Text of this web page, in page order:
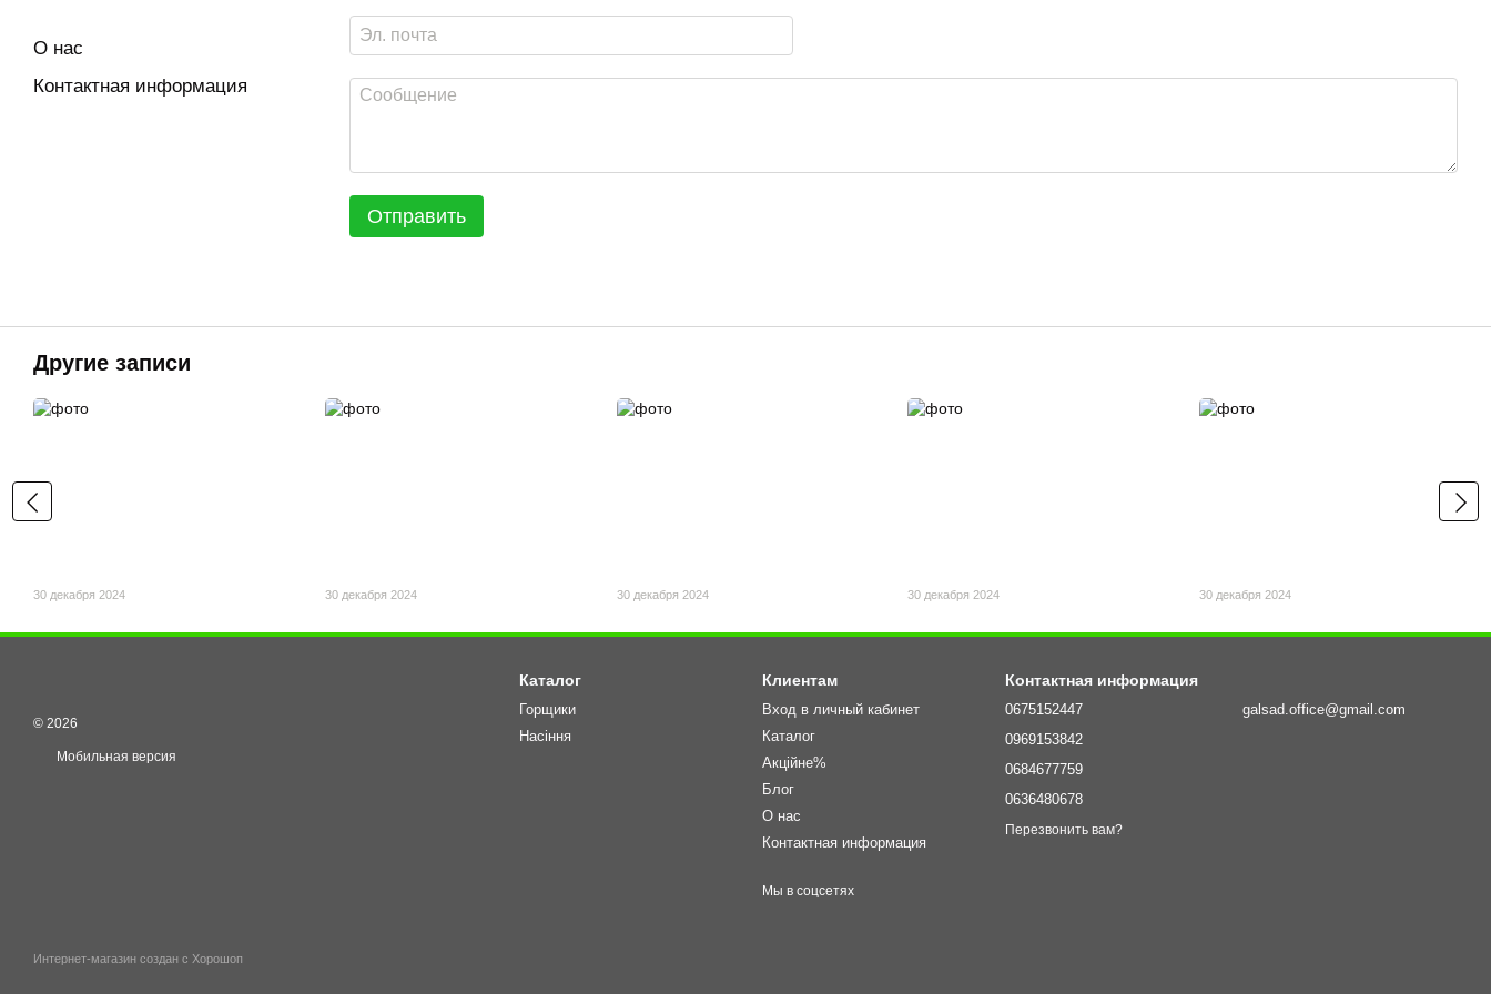
Отправить
О нас
Контактная информация
Другие записи
30 декабря 2024 30 декабря 2024 30 декабря 2024 30 декабря 2024 30 декабря 2024
© 2026
Мобильная версия
Интернет-магазин создан с Хорошоп
Каталог
Горщики
Насіння
Клиентам
Вход в личный кабинет
Каталог
Акційне%
Блог
О нас
Контактная информация
Мы в соцсетях
Контактная информация
0675152447
0969153842
0684677759
0636480678
Перезвонить вам?
galsad.office@gmail.com